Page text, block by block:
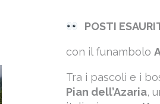
POSTI
con il funambolo
Tra i pascoli e i
Pian dell’Azaria,